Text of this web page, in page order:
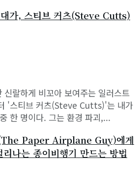
가, 스티브 커츠(Steve Cutts)
신랄하게 비꼬아 보여주는 일러스트
'스티브 커츠(Steve Cutts)'는 내가
한 명이다. 그는 환경 파괴,...
Paper Airplane Guy)에게
나는 종이비행기 만드는 방법